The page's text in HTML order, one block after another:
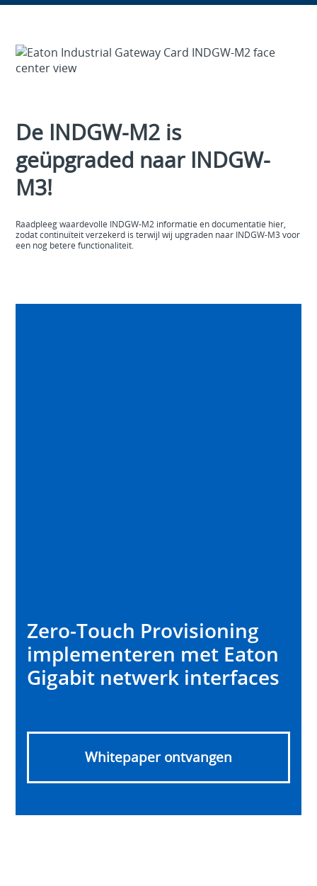
De INDGW-M2 is
geüpgraded naar INDGW-
M3!
Raadpleeg waardevolle INDGW-M2 informatie en documentatie hier,
zodat continuïteit verzekerd is terwijl wij upgraden naar INDGW-M3 voor
een nog betere functionaliteit.
Zero-Touch Provisioning
implementeren met Eaton
Gigabit netwerk interfaces
Whitepaper ontvangen